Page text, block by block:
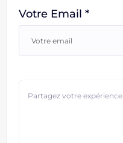
Votre Email *